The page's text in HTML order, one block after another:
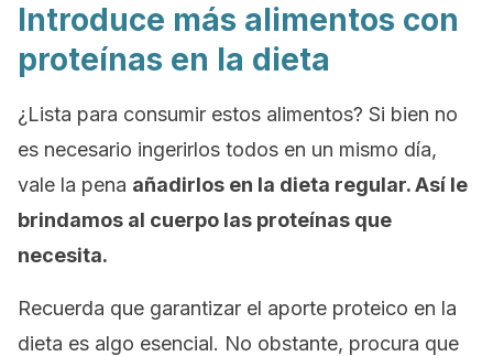
Introduce más alimentos con
proteínas en la dieta
¿Lista para consumir estos alimentos? Si bien no
es necesario ingerirlos todos en un mismo día,
vale la pena añadirlos en la dieta regular. Así le
brindamos al cuerpo las proteínas que
necesita.
Recuerda que garantizar el aporte proteico en la
dieta es algo esencial. No obstante, procura que